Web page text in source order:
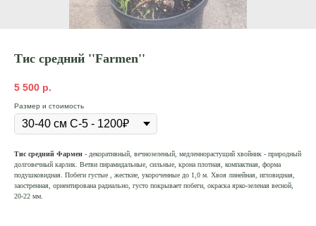
Тис средний ''Farmen''
5 500 р.
Размер и стоимость
Тис средний Фармен - декоративный, вечнозеленый, медленнорастущий хвойник - природный
долговечный карлик. Ветви пирамидальные, сильные, крона плотная, компактная, форма
подушковидная. Побеги густые , жесткие, укороченные до 1,0 м. Хвоя линейная, игловидная,
заостренная, ориентирована радиально, густо покрывает побеги, окраска ярко-зеленая весной,
20-22 мм.